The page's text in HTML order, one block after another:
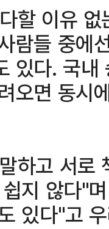
할 이유
람들 중에
있다. 국
오면 동시
하고 서
지 않다"
있다"고